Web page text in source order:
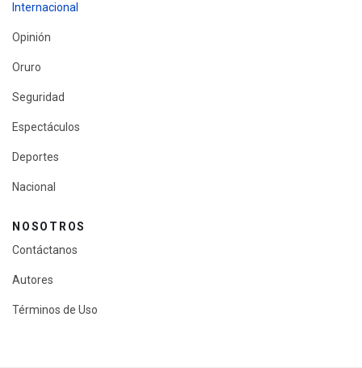
Internacional
Opinión
Oruro
Seguridad
Espectáculos
Deportes
Nacional
NOSOTROS
Contáctanos
Autores
Términos de Uso